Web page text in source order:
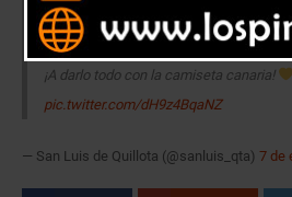
canario dirigido por Nicolás Frutos.
¡A darlo todo con la camiseta canaria!
pic.twitter.com/dH9z4BqaNZ
— San Luis de Quillota (@sanluis_qta) 7 de